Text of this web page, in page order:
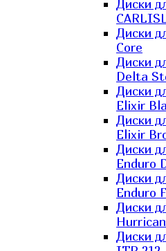
Диски
Диски
Core
Диски
Delta
Диски
Elixir
Диски
Elixir
Диски
Enduro
Диски
Enduro
Диски
Диски